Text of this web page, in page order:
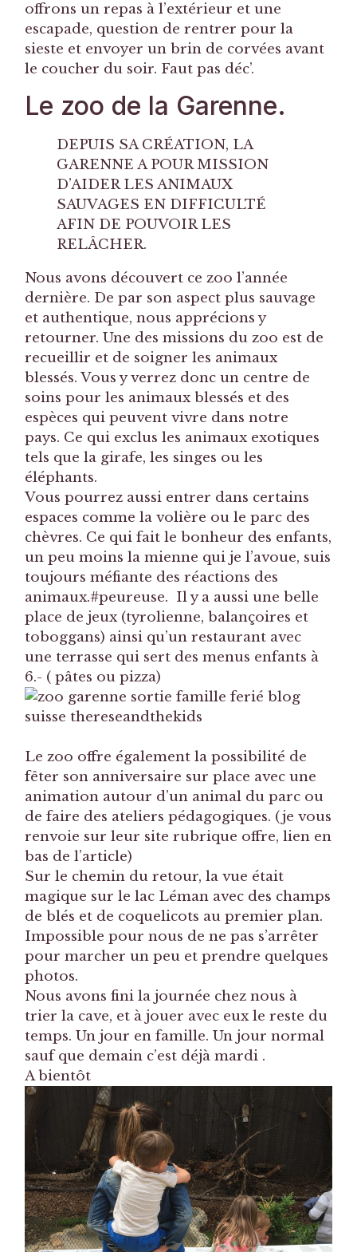
offrons un repas à l’extérieur et une
escapade, question de rentrer pour la
sieste et envoyer un brin de corvées avant
le coucher du soir. Faut pas déc’.
Le zoo de la Garenne.
DEPUIS SA CRÉATION, LA
GARENNE A POUR MISSION
D’AIDER LES ANIMAUX
SAUVAGES EN DIFFICULTÉ
AFIN DE POUVOIR LES
RELÂCHER.
Nous avons découvert ce zoo l’année
dernière. De par son aspect plus sauvage
et authentique, nous apprécions y
retourner. Une des missions du zoo est de
recueillir et de soigner les animaux
blessés. Vous y verrez donc un centre de
soins pour les animaux blessés et des
espèces qui peuvent vivre dans notre
pays. Ce qui exclus les animaux exotiques
tels que la girafe, les singes ou les
éléphants.
Vous pourrez aussi entrer dans certains
espaces comme la volière ou le parc des
chèvres. Ce qui fait le bonheur des enfants,
un peu moins la mienne qui je l’avoue, suis
toujours méfiante des réactions des
animaux.#peureuse. Il y a aussi une belle
place de jeux (tyrolienne, balançoires et
toboggans) ainsi qu’un restaurant avec
une terrasse qui sert des menus enfants à
6.- ( pâtes ou pizza)
Le zoo offre également la possibilité de
fêter son anniversaire sur place avec une
animation autour d’un animal du parc ou
de faire des ateliers pédagogiques. (je vous
renvoie sur leur site rubrique offre, lien en
bas de l’article)
Sur le chemin du retour, la vue était
magique sur le lac Léman avec des champs
de blés et de coquelicots au premier plan.
Impossible pour nous de ne pas s’arrêter
pour marcher un peu et prendre quelques
photos.
Nous avons fini la journée chez nous à
trier la cave, et à jouer avec eux le reste du
temps. Un jour en famille. Un jour normal
sauf que demain c’est déjà mardi .
A bientôt